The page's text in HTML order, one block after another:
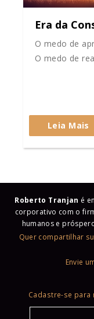
Era da
O medo de
O medo de
Leia Mais
Roberto Tranjan é
corporativo com o
humanos e
Quer compartilhar
Envie
Cadastre-se